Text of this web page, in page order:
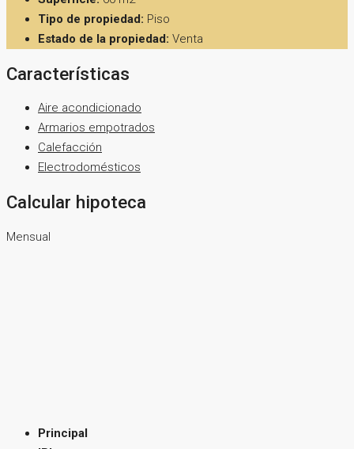
Tipo de propiedad: Piso
Estado de la propiedad: Venta
Características
Aire acondicionado
Armarios empotrados
Calefacción
Electrodomésticos
Calcular hipoteca
Mensual
Principal